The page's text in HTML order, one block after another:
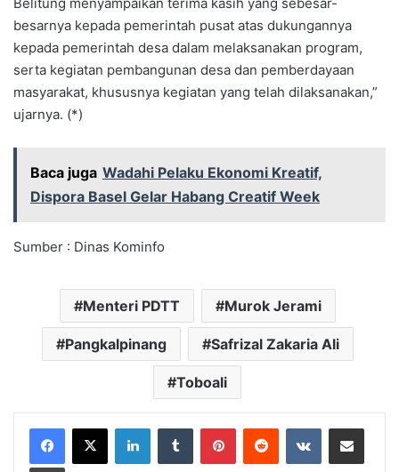
besarnya kepada pemerintah pusat atas dukungannya
kepada pemerintah desa dalam melaksanakan program,
serta kegiatan pembangunan desa dan pemberdayaan
masyarakat, khususnya kegiatan yang telah dilaksanakan,”
ujarnya. (*)
Baca juga Wadahi Pelaku Ekonomi Kreatif,
Dispora Basel Gelar Habang Creatif Week
Sumber : Dinas Kominfo
Menteri PDTT Murok Jerami
Pangkalpinang Safrizal Zakaria Ali
Toboali
LinkedInTumblr PinterestReddit VKontakteShare via Email
Print